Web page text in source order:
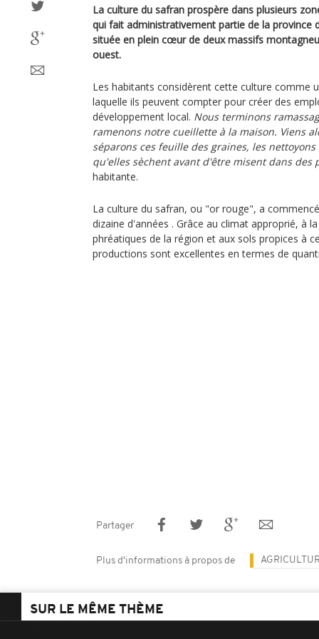
La culture du safran prospère dans plusieurs
qui fait administrativement partie de la province
située en plein cœur de deux massifs
ouest.
Les habitants considèrent cette culture comme
laquelle ils peuvent compter pour créer des
développement local. Nous terminons
ramenons notre cueillette à la maison. Viens
séparons ces feuille des graines, les
qu'elles sèchent avant d'être misent dans des
habitante.
La culture du safran, ou "or rouge", a
dizaine d'années . Grâce au climat approprié, à
phréatiques de la région et aux sols propices à
productions sont excellentes en termes de
Partager
Plus d'informations à propos de
SUR LE MÊME THÈME